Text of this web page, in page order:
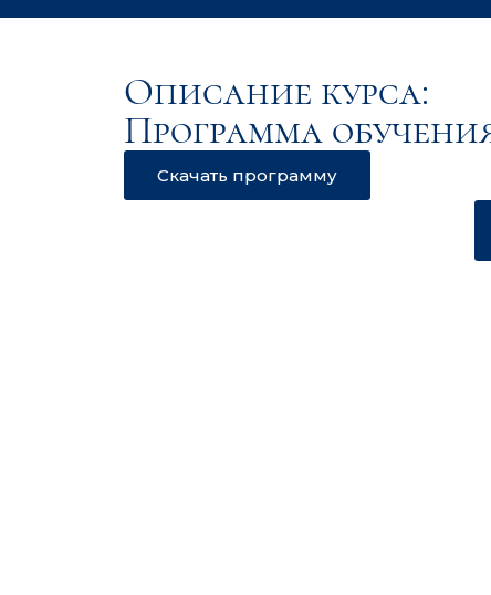
Описание курса:
Программа
Скачать программу